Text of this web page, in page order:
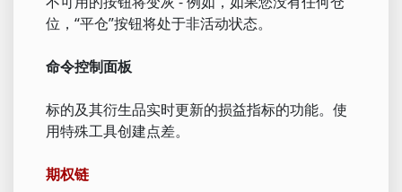
位，“平仓”按钮将处于非活动状态。
命令控制面板
标的及其衍生品实时更新的损益指标的功能。使
用特殊工具创建点差。
期权链